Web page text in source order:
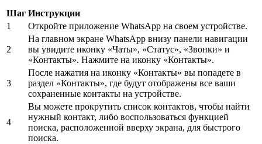
Шаг Инструкции
1
Откройте приложение WhatsApp на своем устройстве.
2
На главном экране WhatsApp внизу панели навигации
вы увидите иконку «Чаты», «Статус», «Звонки» и
«Контакты». Нажмите на иконку «Контакты».
3
После нажатия на иконку «Контакты» вы попадете в
раздел «Контакты», где будут отображены все ваши
сохраненные контакты на устройстве.
4
Вы можете прокрутить список контактов, чтобы найти
нужный контакт, либо воспользоваться функцией
поиска, расположенной вверху экрана, для быстрого
поиска.